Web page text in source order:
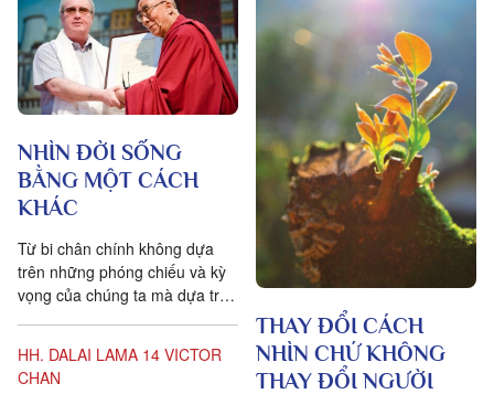
NHÌN ĐỜI SỐNG
BẰNG MỘT CÁCH
KHÁC
Từ bi chân chính không dựa
trên những phóng chiếu và kỳ
vọng của chúng ta mà dựa trên
HH. DALAI LAMA 14 VICTOR
CHAN
THAY ĐỔI CÁCH
NHÌN CHỨ KHÔNG
THAY ĐỔI NGƯỜI